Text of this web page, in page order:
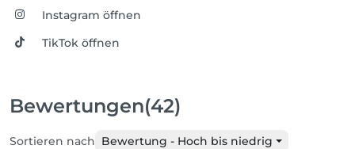
Instagram öffnen
TikTok öffnen
Bewertungen(42)
Sortieren nach Bewertung - Hoch bis niedrig